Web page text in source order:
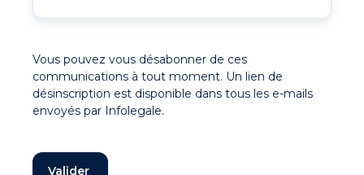
Vous pouvez vous désabonner de ces
communications à tout moment. Un lien de
désinscription est disponible dans tous les e-mails
envoyés par Infolegale.